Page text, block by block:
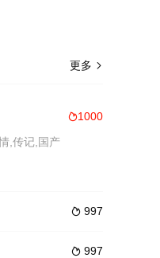
更多 
1000
,传记,国产
 997
 997